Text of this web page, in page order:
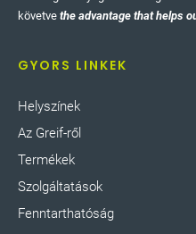
követve the advantage that helps
GYORS LINKEK
Helyszínek
Az Greif-ről
Termékek
Szolgáltatások
Fenntarthatóság